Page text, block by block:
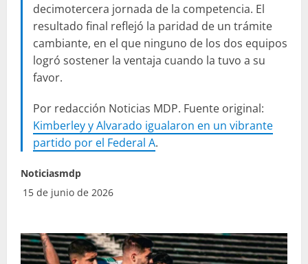
decimotercera jornada de la competencia. El
resultado final reflejó la paridad de un trámite
cambiante, en el que ninguno de los dos equipos
logró sostener la ventaja cuando la tuvo a su
favor.
Por redacción Noticias MDP. Fuente original:
Kimberley y Alvarado igualaron en un vibrante
partido por el Federal A.
Noticiasmdp
15 de junio de 2026